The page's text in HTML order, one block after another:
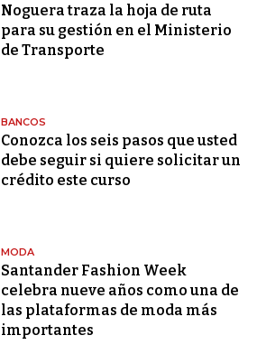
Noguera traza la hoja de ruta
para su gestión en el Ministerio
de Transporte
BANCOS
Conozca los seis pasos que usted
debe seguir si quiere solicitar un
crédito este curso
MODA
Santander Fashion Week
celebra nueve años como una de
las plataformas de moda más
importantes